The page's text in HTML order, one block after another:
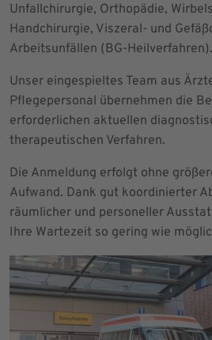
Unfallchirurgie, Orthopädie,
Handchirurgie, Viszeral- und
Arbeitsunfällen (BG-Heilverfahren).
Unser eingespieltes Team aus
Pflegepersonal übernehmen die
erforderlichen aktuellen
therapeutischen Verfahren.
Die Anmeldung erfolgt ohne
Aufwand. Dank gut koordinierter
räumlicher und personeller
Ihre Wartezeit so gering wie